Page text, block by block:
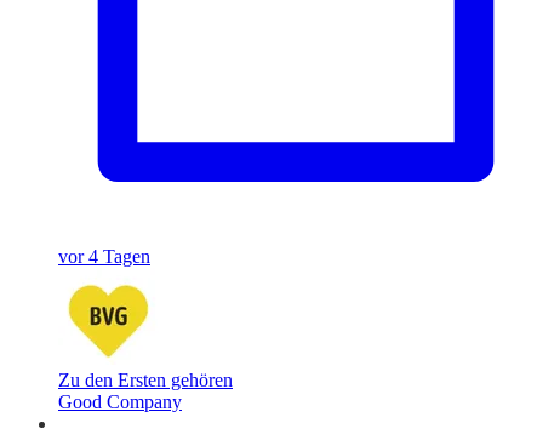
vor 4 Tagen
Zu den Ersten gehören
Good Company